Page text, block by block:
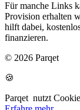
Für manche Links
Provision erhalten
hilft dabei,
finanzieren.
© 2026 Parqet
🍪
Parqet nutzt